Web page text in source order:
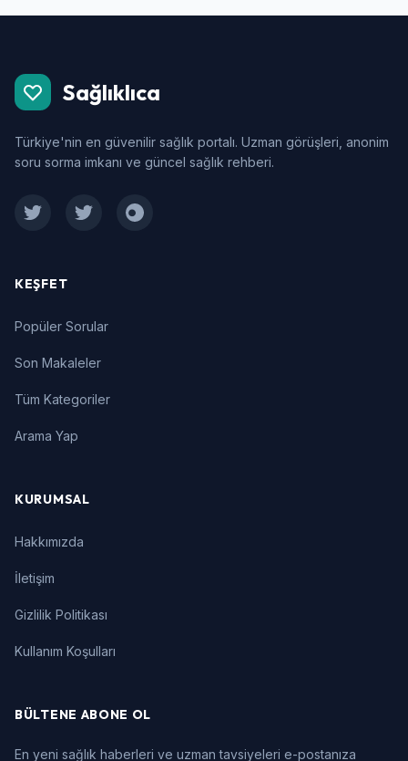
Sağlıklıca
Türkiye'nin en güvenilir sağlık portalı. Uzman görüşleri, anonim
soru sorma imkanı ve güncel sağlık rehberi.
FacebookTwitter Instagram
KEŞFET
Popüler Sorular
Son Makaleler
Tüm Kategoriler
Arama Yap
KURUMSAL
Hakkımızda
İletişim
Gizlilik Politikası
Kullanım Koşulları
BÜLTENE ABONE OL
En yeni sağlık haberleri ve uzman tavsiyeleri e-postanıza